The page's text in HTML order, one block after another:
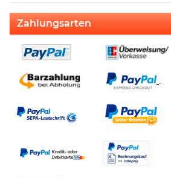
Zahlungsarten